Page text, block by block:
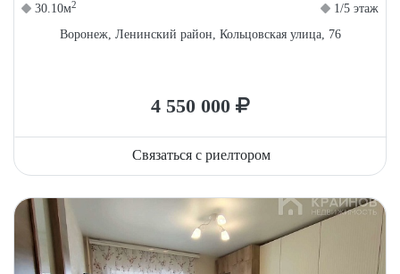
30.10м2
1/5 этаж
Воронеж, Ленинский район, Кольцовская улица, 76
4 550 000
Связаться с риелтором